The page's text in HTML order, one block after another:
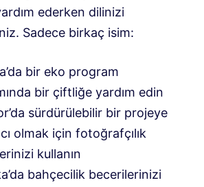
ederken dilinizi
Sadece birkaç isim:
bir eko program
bir çiftliğe yardım edin
sürdürülebilir bir projeye
olmak için fotoğrafçılık
kullanın
bahçecilik becerilerinizi